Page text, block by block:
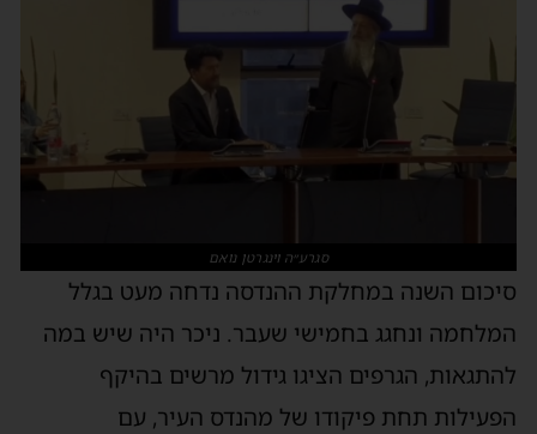
סגרע״ה וינגרטן נואם
סיכום השנה במחלקת ההנדסה נדחה מעט בגלל
המלחמה ונחגג בחמישי שעבר. ניכר היה שיש במה
להתגאות, הגרפים הציגו גידול מרשים בהיקף
הפעילות תחת פיקודו של מהנדס העיר, עם